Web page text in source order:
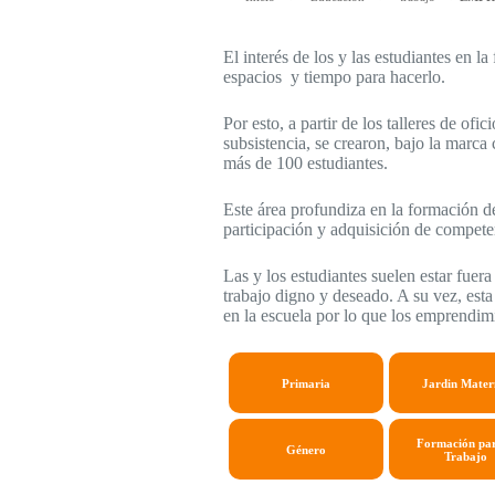
El interés de los y las estudiantes en
espacios y tiempo para hacerlo.
Por esto, a partir de los talleres de
subsistencia, se crearon, bajo la marca
más de 100 estudiantes.
Este área profundiza en la formación
participación y adquisición de
Las y los estudiantes suelen estar
trabajo digno y deseado. A su vez,
en la escuela por lo que los
Primaria Jardin
Género
Formación
Trabajo